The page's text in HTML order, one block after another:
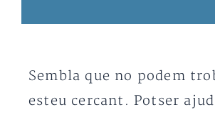
Sembla que no podem
esteu cercant. Potser